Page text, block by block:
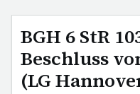
BGH 6 StR
Beschluss
(LG